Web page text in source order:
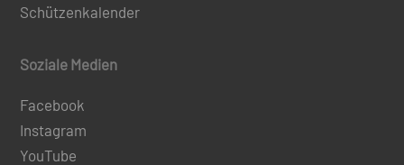
Schützenkalender
Soziale Medien
Facebook
Instagram
YouTube